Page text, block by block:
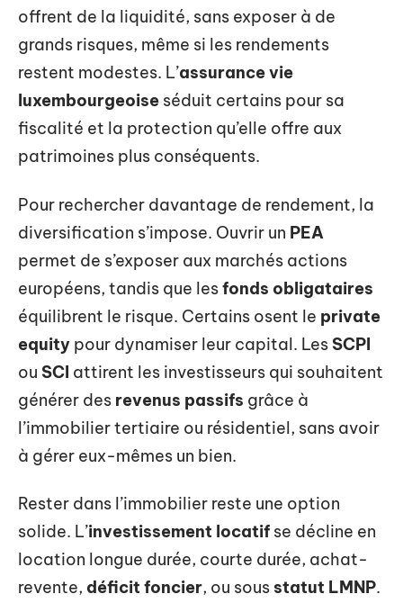
offrent de la liquidité, sans exposer à de
grands risques, même si les rendements
restent modestes. L’assurance vie
luxembourgeoise séduit certains pour sa
fiscalité et la protection qu’elle offre aux
patrimoines plus conséquents.
Pour rechercher davantage de rendement, la
diversification s’impose. Ouvrir un PEA
permet de s’exposer aux marchés actions
européens, tandis que lesfonds obligataires
équilibrent le risque. Certains osent le private
equity pour dynamiser leur capital. Les SCPI
ou SCI attirent les investisseurs qui souhaitent
générer des revenus passifs grâce à
l’immobilier tertiaire ou résidentiel, sans avoir
à gérer eux-mêmes un bien.
Rester dans l’immobilier reste une option
solide. L’investissement locatif se décline en
location longue durée, courte durée, achat-
revente, déficit foncier, ou sous statut LMNP.